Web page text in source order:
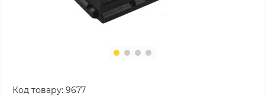
Код товару: 9677